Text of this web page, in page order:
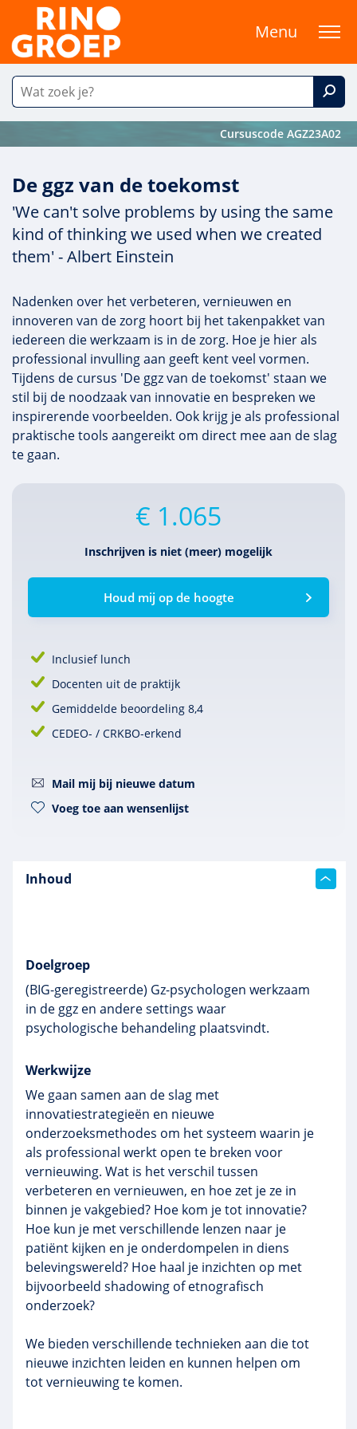
Menu
Cursuscode AGZ23A02
De ggz van de toekomst
'We can't solve problems by using the same
kind of thinking we used when we created
them' - Albert Einstein
Nadenken over het verbeteren, vernieuwen en
innoveren van de zorg hoort bij het takenpakket van
iedereen die werkzaam is in de zorg. Hoe je hier als
professional invulling aan geeft kent veel vormen.
Tijdens de cursus 'De ggz van de toekomst' staan we
stil bij de noodzaak van innovatie en bespreken we
inspirerende voorbeelden. Ook krijg je als professional
praktische tools aangereikt om direct mee aan de slag
te gaan.
€ 1.065
Inschrijven is niet (meer) mogelijk
Houd mij op de hoogte
Inclusief lunch
Docenten uit de praktijk
Gemiddelde beoordeling 8,4
CEDEO- / CRKBO-erkend
Mail mij bij nieuwe datum
Voeg toe aan wensenlijst
Inhoud
Doelgroep
(BIG-geregistreerde) Gz-psychologen werkzaam
in de ggz en andere settings waar
psychologische behandeling plaatsvindt.
Werkwijze
We gaan samen aan de slag met
innovatiestrategieën en nieuwe
onderzoeksmethodes om het systeem waarin je
als professional werkt open te breken voor
vernieuwing. Wat is het verschil tussen
verbeteren en vernieuwen, en hoe zet je ze in
binnen je vakgebied? Hoe kom je tot innovatie?
Hoe kun je met verschillende lenzen naar je
patiënt kijken en je onderdompelen in diens
belevingswereld? Hoe haal je inzichten op met
bijvoorbeeld shadowing of etnografisch
onderzoek?
We bieden verschillende technieken aan die tot
nieuwe inzichten leiden en kunnen helpen om
tot vernieuwing te komen.